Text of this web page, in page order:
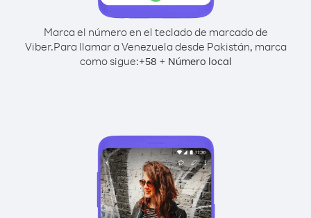
Marca el número en el teclado de marcado de
Viber.Para llamar a Venezuela desde Pakistán, marca
como sigue:+58 + Número local